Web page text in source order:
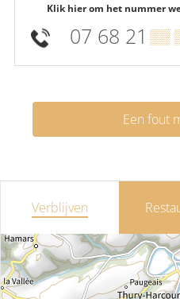
Klik hier om het nummer
07 68 21 ▒▒
Een fout
Verblijven